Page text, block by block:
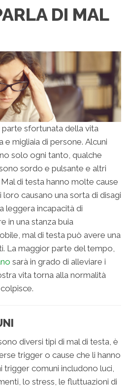
DI MAL
sfortunata della vita
e migliaia di persone. Alcuni
solo ogni tanto, qualche
sordo e pulsante e altri
di testa hanno molte cause
causano una sorta di disagi
leggera incapacità di
in una stanza buia
mal di testa può avere una
La maggior parte del tempo,
sarà in grado di alleviare i
vita torna alla normalità
diversi tipi di mal di testa, è
trigger o cause che li hanno
trigger comuni includono luci,
lo stress, le fluttuazioni di